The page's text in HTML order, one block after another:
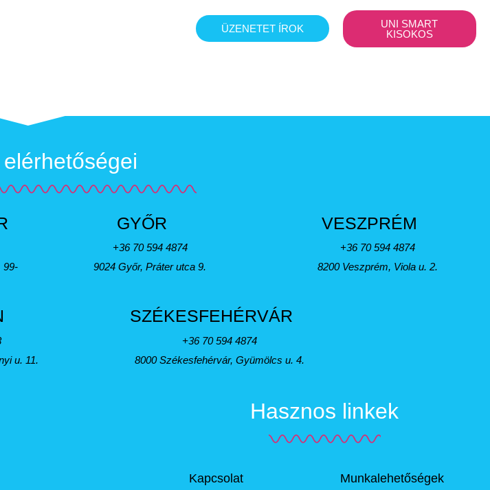
ÜZENETET ÍROK
UNI SMART
KISOKOS
99-
GYŐR
+36 70 594 4874
9024 Győr, Práter utca 9.
VESZPRÉM
+36 70 594 4874
8200 Veszprém, Viola u. 2.
u. 11.
SZÉKESFEHÉRVÁR
+36 70 594 4874
8000 Székesfehérvár, Gyümölcs u. 4.
Hasznos linkek
Kapcsolat Munkalehetőségek